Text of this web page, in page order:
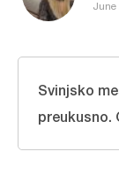
June
Svinjsko
preukusno.